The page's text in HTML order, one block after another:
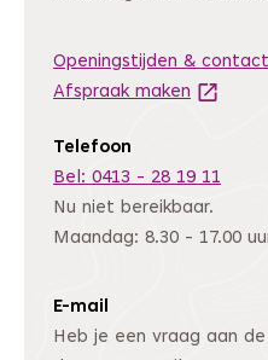
Openingstijden & contact
Afspraak maken (Deze
Telefoon
Bel: 0413 - 28 19 11
Nu niet bereikbaar.
Maandag: 8.30 - 17.00
E-mail
Heb je een vraag aan